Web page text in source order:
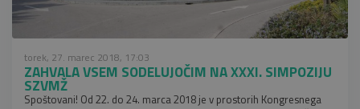
torek, 27. marec 2018, 17:03
ZAHVALA VSEM SODELUJOČIM NA XXXI. SIMPOZIJU
SZVMŽ
Spoštovani! Od 22. do 24. marca 2018 je v prostorih Kongresnega